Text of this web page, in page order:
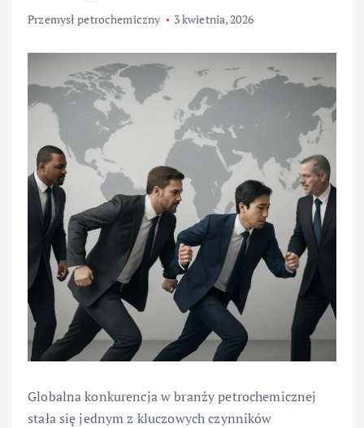
Przemysł petrochemiczny 3 kwietnia, 2026
Globalna konkurencja w branży petrochemicznej
stała się jednym z kluczowych czynników